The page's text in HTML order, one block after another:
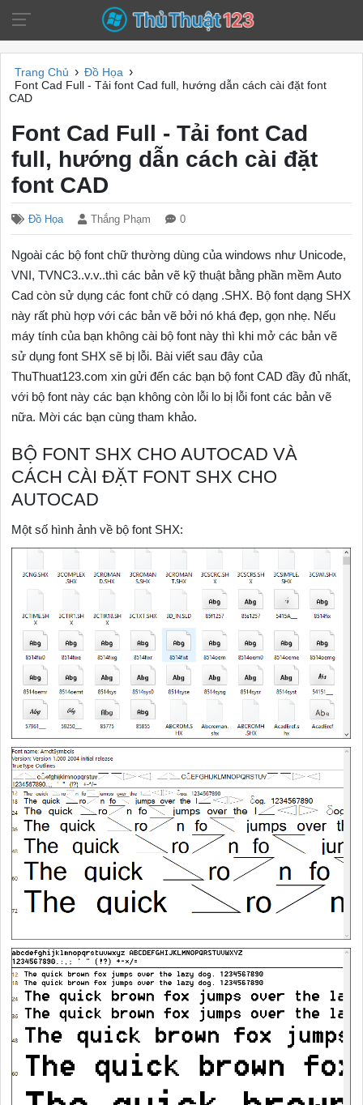
Trang Chủ › Đồ Họa ›
Font Cad Full - Tải font Cad full, hướng dẫn cách cài đặt font
CAD
Font Cad Full - Tải font Cad
full, hướng dẫn cách cài đặt
font CAD
Đồ Họa Thắng Phạm 0
Ngoài các bộ font chữ thường dùng của windows như Unicode,
VNI, TVNC3..v.v..thì các bản vẽ kỹ thuật bằng phần mềm Auto
Cad còn sử dụng các font chữ có dạng .SHX. Bộ font dạng SHX
này rất phù hợp với các bản vẽ bởi nó khá đẹp, gọn nhẹ. Nếu
máy tính của bạn không cài bộ font này thì khi mở các bản vẽ
sử dụng font SHX sẽ bị lỗi. Bài viết sau đây của
ThuThuat123.com xin gửi đến các bạn bộ font CAD đầy đủ nhất,
với bộ font này các bạn không còn lỗi lo bị lỗi font các bản vẽ
nữa. Mời các bạn cùng tham khảo.
BỘ FONT SHX CHO AUTOCAD VÀ
CÁCH CÀI ĐẶT FONT SHX CHO
AUTOCAD
Một số hình ảnh về bộ font SHX: